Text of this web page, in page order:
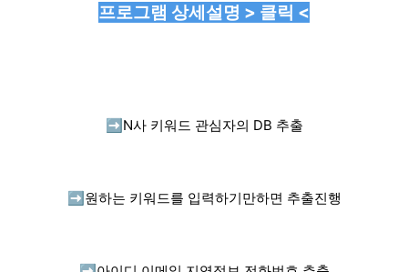
프로그램 상세설명 > 클릭 <
➡️ N사 키워드 관심자의 DB 추출
➡️ 원하는 키워드를 입력하기만하면 추출진행